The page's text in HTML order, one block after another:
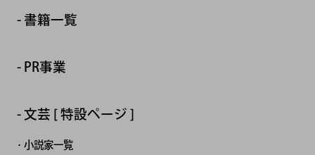
書籍一覧
PR事業
文芸 [ 特設ページ ]
小説家一覧